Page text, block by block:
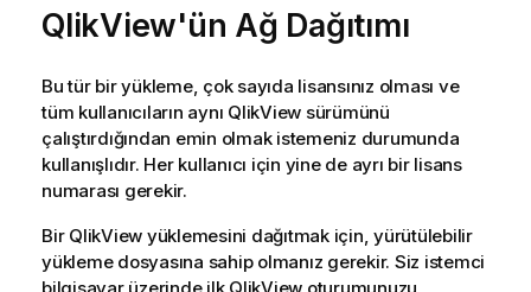
QlikView'ün Ağ Dağıtımı
Bu tür bir yükleme, çok sayıda lisansınız olması ve
tüm kullanıcıların aynı QlikView sürümünü
çalıştırdığından emin olmak istemeniz durumunda
kullanışlıdır. Her kullanıcı için yine de ayrı bir lisans
numarası gerekir.
Bir QlikView yüklemesini dağıtmak için, yürütülebilir
yükleme dosyasına sahip olmanız gerekir. Siz istemci